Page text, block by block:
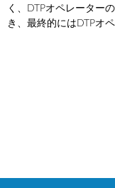
く、DTPオペレーター
き、最終的にはDTPオ